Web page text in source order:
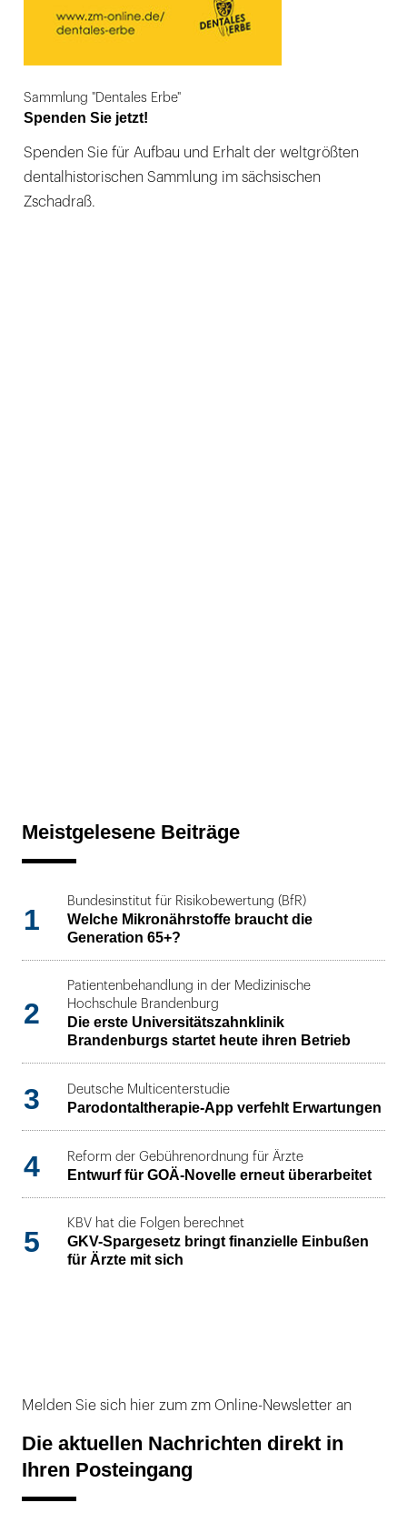
Sammlung "Dentales Erbe"
Spenden Sie jetzt!
Spenden Sie für Aufbau und Erhalt der weltgrößten
dentalhistorischen Sammlung im sächsischen
Zschadraß.
Meistgelesene Beiträge
1
Bundesinstitut für Risikobewertung (BfR)
Welche Mikronährstoffe braucht die
Generation 65+?
2
Patientenbehandlung in der Medizinische
Hochschule Brandenburg
Die erste Universitätszahnklinik
Brandenburgs startet heute ihren Betrieb
3 Deutsche Multicenterstudie
Parodontaltherapie-App verfehlt Erwartungen
4 Reform der Gebührenordnung für Ärzte
Entwurf für GOÄ-Novelle erneut überarbeitet
5
KBV hat die Folgen berechnet
GKV-Spargesetz bringt finanzielle Einbußen
für Ärzte mit sich
Melden Sie sich hier zum zm Online-Newsletter an
Die aktuellen Nachrichten direkt in
Ihren Posteingang